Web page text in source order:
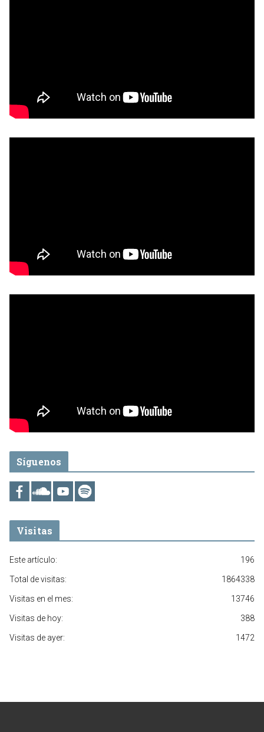
Síguenos
Visitas
196
Este artículo:
1864338
Total de visitas:
13746
Visitas en el mes:
388
Visitas de hoy:
1472
Visitas de ayer: